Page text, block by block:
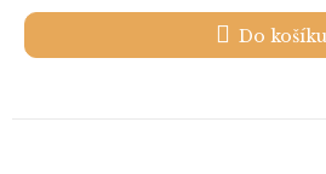
Do košíku